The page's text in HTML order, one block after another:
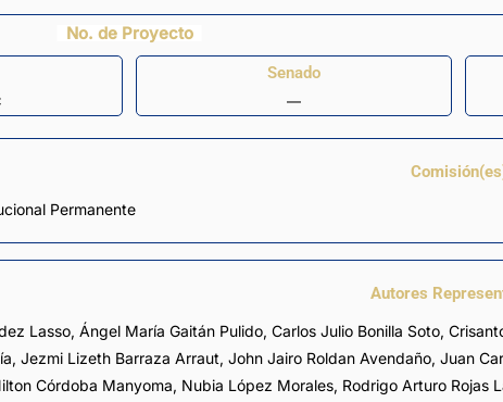
No. de Proyecto
Senado
—
Permanente
Autores
Lasso, Ángel María Gaitán Pulido, Carlos Julio Bonilla Soto,
, Jezmi Lizeth Barraza Arraut, John Jairo Roldan Avendaño, Juan
Córdoba Manyoma, Nubia López Morales, Rodrigo Arturo Rojas